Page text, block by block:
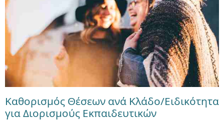
Καθορισμός Θέσεων ανά Κλάδο/Ειδικότητα
για Διορισμούς Εκπαιδευτικών